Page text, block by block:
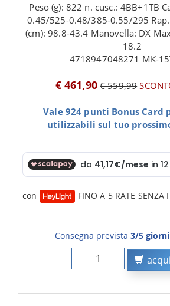
Peso (g): 822 n. cusc.: 4BB+1TB
0.45/525-0.48/385-0.55/295
(cm): 98.8-43.4 Manovella: DX
18.2
4718947048271 MK-
€ 461,90 € 559,99
Vale 924 punti Bonus Card
utilizzabili sul tuo
con FINO A 5 RATE SENZA
Consegna prevista 3/5